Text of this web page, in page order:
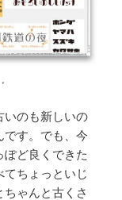
いのも新しいの
です。でも、今
ぽど良くできた
てちょっといじ
ゃんと古くさ